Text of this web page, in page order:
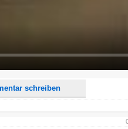
schreiben
Seite weitere Kommentare erscheinen.